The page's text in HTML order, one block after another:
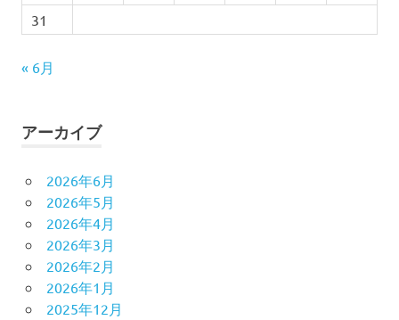
31
« 6月
アーカイブ
2026年6月
2026年5月
2026年4月
2026年3月
2026年2月
2026年1月
2025年12月